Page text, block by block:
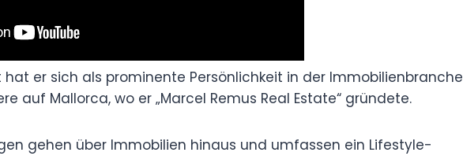
er sich als prominente Persönlichkeit in der Immobilienbranche
auf Mallorca, wo er „Marcel Remus Real Estate“ gründete.
gehen über Immobilien hinaus und umfassen ein Lifestyle-